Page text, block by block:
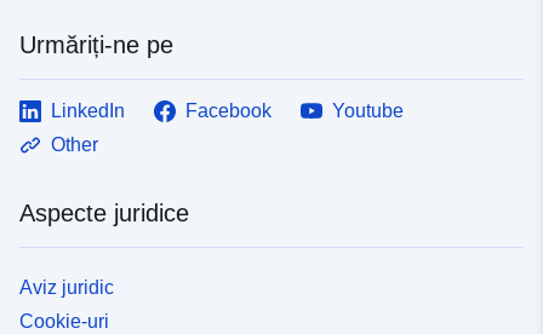
Urmăriți-ne pe
LinkedIn Facebook
Youtube
Other
Aspecte juridice
Aviz juridic
Cookie-uri